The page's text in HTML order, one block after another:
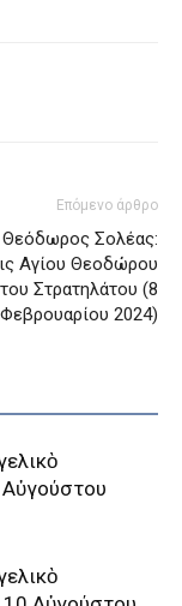
Επόμενο άρθρο
Θεόδωρος Σολέας:
Αγίου Θεοδώρου
του Στρατηλάτου (8
Φεβρουαρίου 2024)